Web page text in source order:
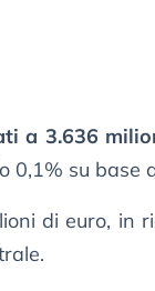
a 3.636
0,1% su base
di euro, in